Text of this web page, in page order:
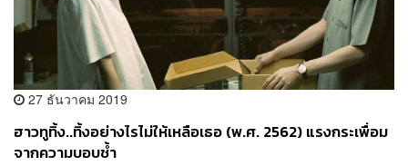
27 ธันวาคม 2019
ฮาวทูทิ้ง..ทิ้งอย่างไรไม่ให้เหลือเธอ (พ.ศ. 2562) แรงกระเพื่อม
จากความบอบช้ำ